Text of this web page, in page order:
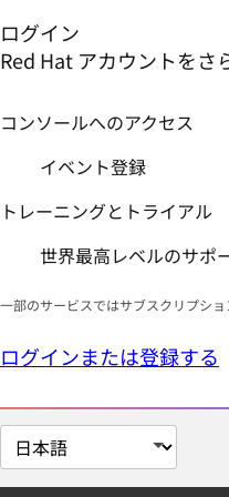
ログイン
Red Hat アカウントをさ
コンソールへのアクセス
イベント登録
トレーニングとトライアル
世界最高レベルのサポ
一部のサービスではサブスクリプショ
ログインまたは登録する
ペ
ー